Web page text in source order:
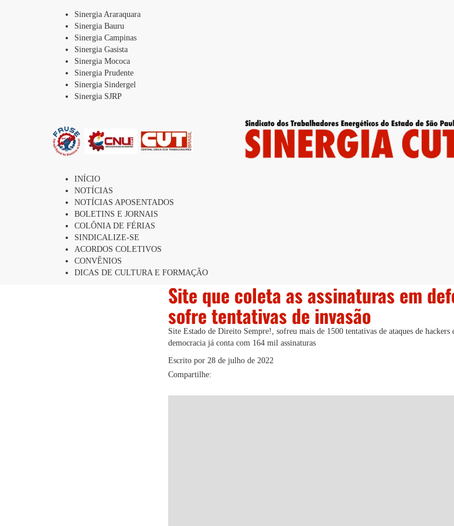
Sinergia Araraquara
Sinergia Bauru
Sinergia Campinas
Sinergia Gasista
Sinergia Mococa
Sinergia Prudente
Sinergia Sindergel
Sinergia SJRP
INÍCIO
NOTÍCIAS
NOTÍCIAS APOSENTADOS
BOLETINS E JORNAIS
COLÔNIA DE FÉRIAS
SINDICALIZE-SE
ACORDOS COLETIVOS
CONVÊNIOS
DICAS DE CULTURA E FORMAÇÃO
Site que coleta as assinaturas em
sofre tentativas de invasão
Site Estado de Direito Sempre!, sofreu mais de 1500 tentativas de ataques de
democracia já conta com 164 mil assinaturas
Escrito por 28 de julho de 2022
Compartilhe: